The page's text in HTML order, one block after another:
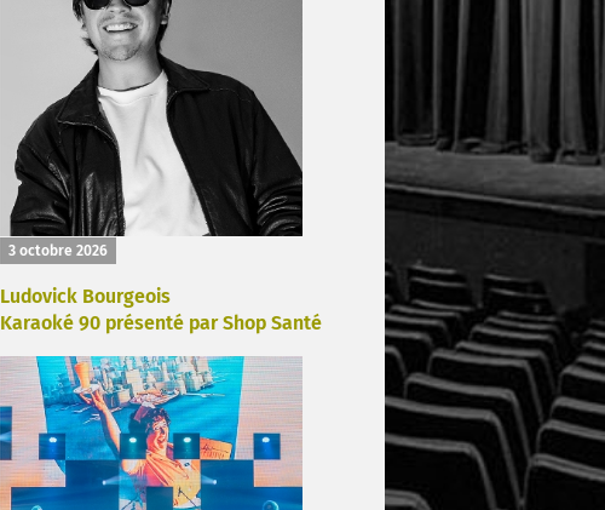
3 octobre 2026
Ludovick Bourgeois
Karaoké 90 présenté par Shop Santé